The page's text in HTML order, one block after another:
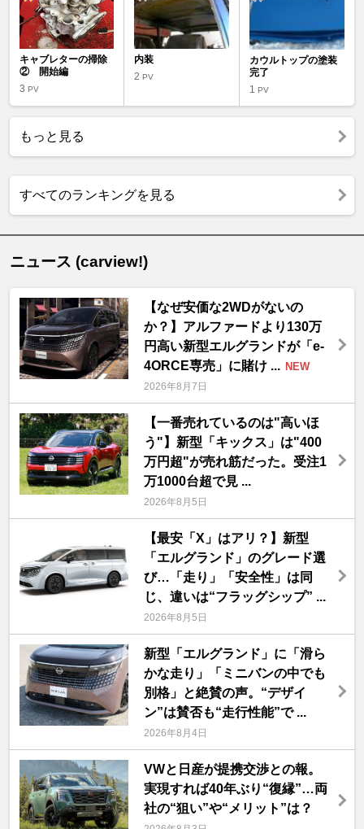
キャブレターの掃除
② 開始編
3 PV
内装
2PV
カウルトップの塗装
完了
1 PV
もっと見る
すべてのランキングを見る
ニュース (carview!)
【なぜ安価な2WDがないの
か？】アルファードより130万
円高い新型エルグランドが「e-
4ORCE専売」に賭け ... NEW
2026年8月7日
【一番売れているのは"高いほ
う"】新型「キックス」は"400
万円超"が売れ筋だった。受注1
万1000台超で見 ...
2026年8月5日
【最安「X」はアリ？】新型
「エルグランド」のグレード選
び…「走り」「安全性」は同
じ、違いは“フラッグシップ” ...
2026年8月5日
新型「エルグランド」に「滑ら
かな走り」「ミニバンの中でも
別格」と絶賛の声。“デザイ
ン”は賛否も“走行性能”で ...
2026年8月4日
VWと日産が提携交渉との報。
実現すれば40年ぶり“復縁”…両
社の“狙い”や“メリット”は？